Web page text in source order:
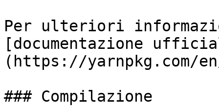
Per ulteriori
[documentazione
(https://yarnpkg.com/
### Compilazione